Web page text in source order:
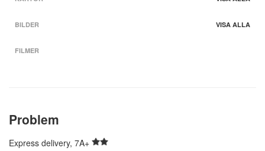
BILDER VISA ALLA
FILMER
Problem
Express delivery, 7A+